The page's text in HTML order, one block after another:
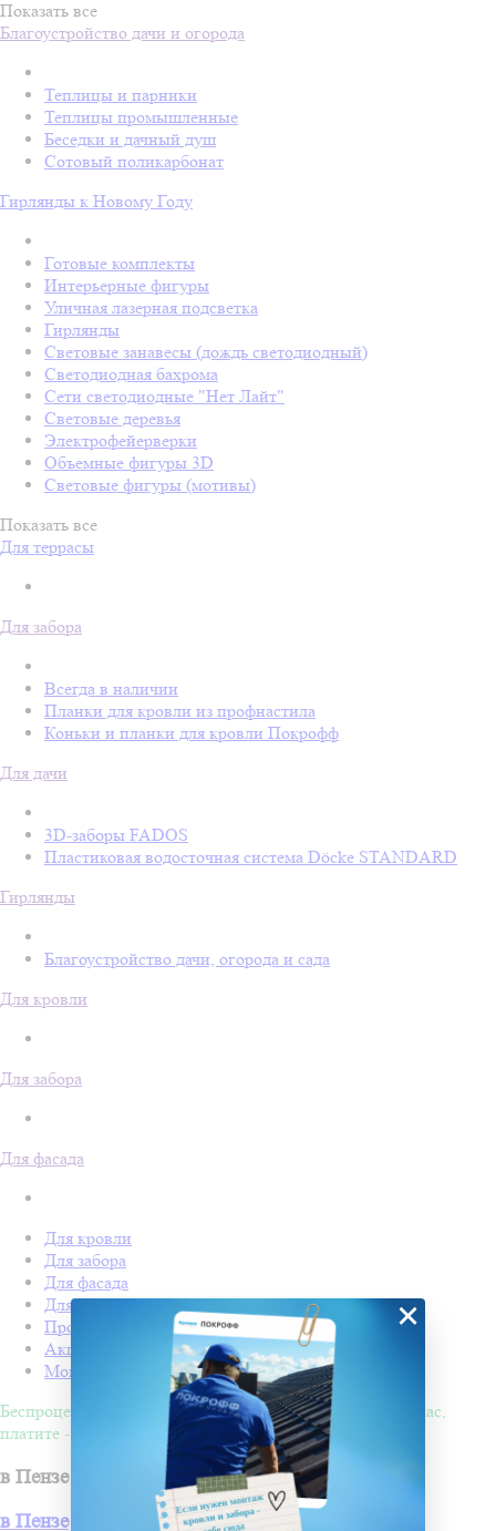
Показать все
Благоустройство дачи и огорода
Теплицы и парники
Теплицы промышленные
Беседки и дачный душ
Сотовый поликарбонат
Гирлянды к Новому Году
Готовые комплекты
Интерьерные фигуры
Уличная лазерная подсветка
Гирлянды
Световые занавесы (дождь светодиодный)
Светодиодная бахрома
Сети светодиодные "Нет Лайт"
Световые деревья
Электрофейерверки
Объемные фигуры 3D
Световые фигуры (мотивы)
Показать все
Для террасы
Для забора
Всегда в наличии
Планки для кровли из профнастила
Коньки и планки для кровли Покрофф
Для дачи
3D-заборы FADOS
Пластиковая водосточная система Döcke STANDARD
Гирлянды
Благоустройство дачи, огорода и сада
Для кровли
Для забора
Для фасада
Для кровли
Для забора
Для фасада
Для дачи
Производство Покрофф
Акции
Монтаж
Беспроцентная рассрочка на 4 месяца. Покупайте - сейчас,
платите - потом!
в Пензе
в Пензе
×